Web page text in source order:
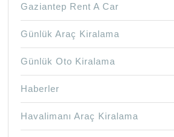
Gaziantep Rent A Car
Günlük Araç Kiralama
Günlük Oto Kiralama
Haberler
Havalimanı Araç Kiralama